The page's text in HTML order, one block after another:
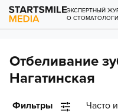
ЭКСПЕРТНЫЙ
О
Отбеливание
Нагатинская
Фильтры Часто